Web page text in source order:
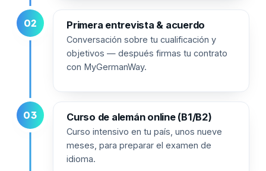
02 Primera entrevista & acuerdo
Conversación sobre tu cualificación y
objetivos — después firmas tu contrato
con MyGermanWay.
03 Curso de alemán online (B1/B2)
Curso intensivo en tu país, unos nueve
meses, para preparar el examen de
idioma.